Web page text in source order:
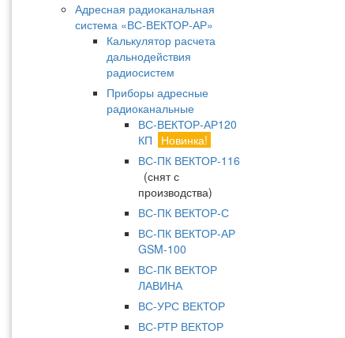
Адресная радиоканальная
система «ВС-ВЕКТОР-АР»
Калькулятор расчета
дальнодействия
радиосистем
Приборы адресные
радиоканальные
ВС-ВЕКТОР-АР120
КП
Новинка!
ВС-ПК ВЕКТОР-116
(снят с
производства)
ВС-ПК ВЕКТОР-С
ВС-ПК ВЕКТОР-АР
GSM-100
ВС-ПК ВЕКТОР
ЛАВИНА
ВС-УРС ВЕКТОР
ВС-РТР ВЕКТОР